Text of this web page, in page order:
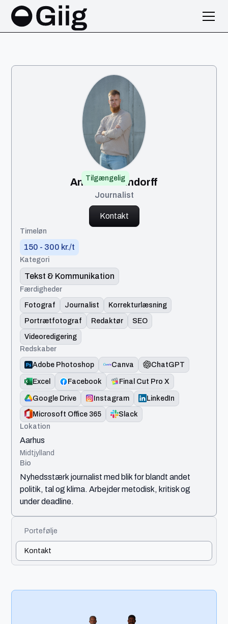
Tilgængelig
Anders Steindorff
Journalist
Kontakt
Timeløn
150 - 300 kr./t
Kategori
Tekst & Kommunikation
Færdigheder
Fotograf
Journalist
Korrekturlæsning
Portrætfotograf
Redaktør
SEO
Videoredigering
Redskaber
Adobe Photoshop
Canva
ChatGPT
Excel
Facebook
Final Cut Pro X
Google Drive
Instagram
LinkedIn
Microsoft Office 365
Slack
Lokation
Aarhus
Midtjylland
Bio
Nyhedsstærk journalist med blik for blandt andet
politik, tal og klima. Arbejder metodisk, kritisk og
under deadline.
Portefølje
Kontakt